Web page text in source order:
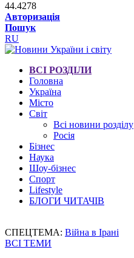
44.4278
Авторизація
Пошук
RU
ВСІ РОЗДІЛИ
Головна
Україна
Місто
Світ
Всі новини розділу
Росія
Бізнес
Наука
Шоу-бізнес
Спорт
Lifestyle
БЛОГИ ЧИТАЧІВ
СПЕЦТЕМА: Війна в Ірані
ВСІ ТЕМИ